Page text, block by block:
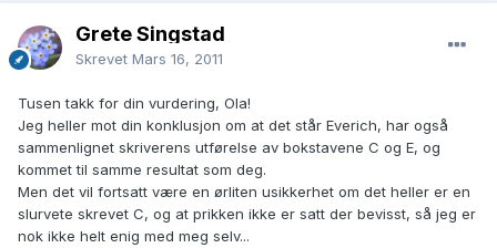
Grete Singstad
Skrevet Mars 16, 2011
Tusen takk for din vurdering, Ola!
Jeg heller mot din konklusjon om at det står Everich, har også
sammenlignet skriverens utførelse av bokstavene C og E, og
kommet til samme resultat som deg.
Men det vil fortsatt være en ørliten usikkerhet om det heller er en
slurvete skrevet C, og at prikken ikke er satt der bevisst, så jeg er
nok ikke helt enig med meg selv...